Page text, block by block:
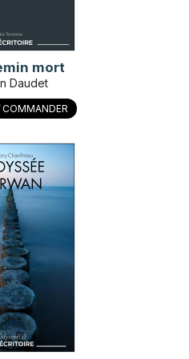
mort
Daudet
COMMANDER